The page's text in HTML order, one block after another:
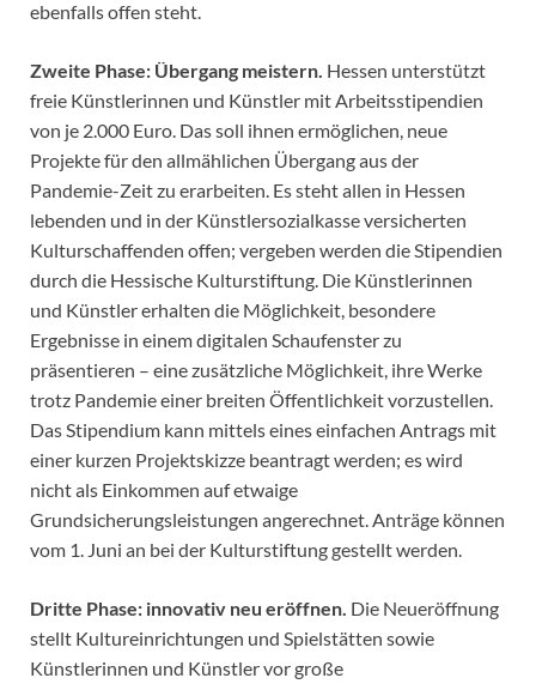
ebenfalls offen steht.
Zweite Phase: Übergang meistern. Hessen unterstützt
freie Künstlerinnen und Künstler mit Arbeitsstipendien
von je 2.000 Euro. Das soll ihnen ermöglichen, neue
Projekte für den allmählichen Übergang aus der
Pandemie-Zeit zu erarbeiten. Es steht allen in Hessen
lebenden und in der Künstlersozialkasse versicherten
Kulturschaffenden offen; vergeben werden die Stipendien
durch die Hessische Kulturstiftung. Die Künstlerinnen
und Künstler erhalten die Möglichkeit, besondere
Ergebnisse in einem digitalen Schaufenster zu
präsentieren – eine zusätzliche Möglichkeit, ihre Werke
trotz Pandemie einer breiten Öffentlichkeit vorzustellen.
Das Stipendium kann mittels eines einfachen Antrags mit
einer kurzen Projektskizze beantragt werden; es wird
nicht als Einkommen auf etwaige
Grundsicherungsleistungen angerechnet. Anträge können
vom 1. Juni an bei der Kulturstiftung gestellt werden.
Dritte Phase: innovativ neu eröffnen. Die Neueröffnung
stellt Kultureinrichtungen und Spielstätten sowie
Künstlerinnen und Künstler vor große